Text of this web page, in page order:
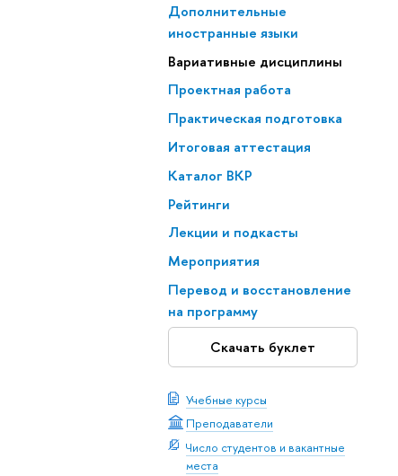
Дополнительные
иностранные языки
Вариативные дисциплины
Проектная работа
Практическая подготовка
Итоговая аттестация
Каталог ВКР
Рейтинги
Лекции и подкасты
Мероприятия
Перевод и восстановление
на программу
Скачать буклет
Учебные курсы
Преподаватели
Число студентов и вакантные
места